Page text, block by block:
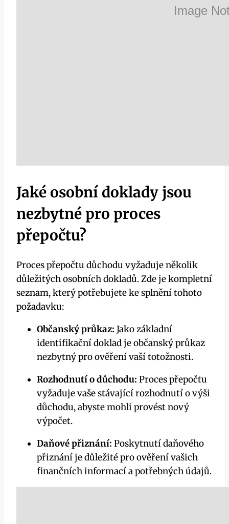
Jaké osobní doklady jsou
nezbytné pro proces
přepočtu?
Proces přepočtu důchodu vyžaduje několik
důležitých osobních dokladů. Zde je kompletní
seznam, který potřebujete ke splnění tohoto
požadavku:
Občanský průkaz: Jako základní
identifikační doklad je občanský průkaz
nezbytný pro ověření vaší totožnosti.
Rozhodnutí o důchodu: Proces přepočtu
vyžaduje vaše stávající rozhodnutí o výši
důchodu, abyste mohli provést nový
výpočet.
Daňové přiznání: Poskytnutí daňového
přiznání je důležité pro ověření vašich
finančních informací a potřebných údajů.